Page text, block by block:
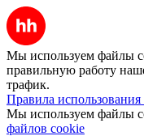
Мы используем файлы
правильную работу
трафик.
Правила
Мы используем файлы
файлов cookie